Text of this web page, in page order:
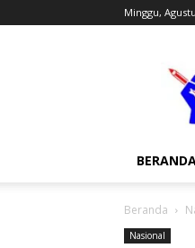
Minggu,
Beranda
Nasional